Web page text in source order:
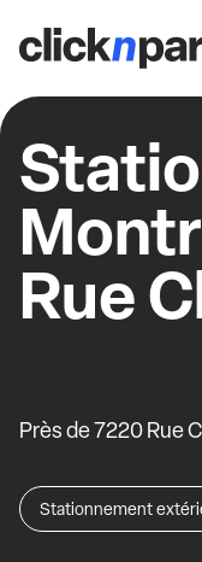
Rue
Près de 7220 Rue
Stationnement